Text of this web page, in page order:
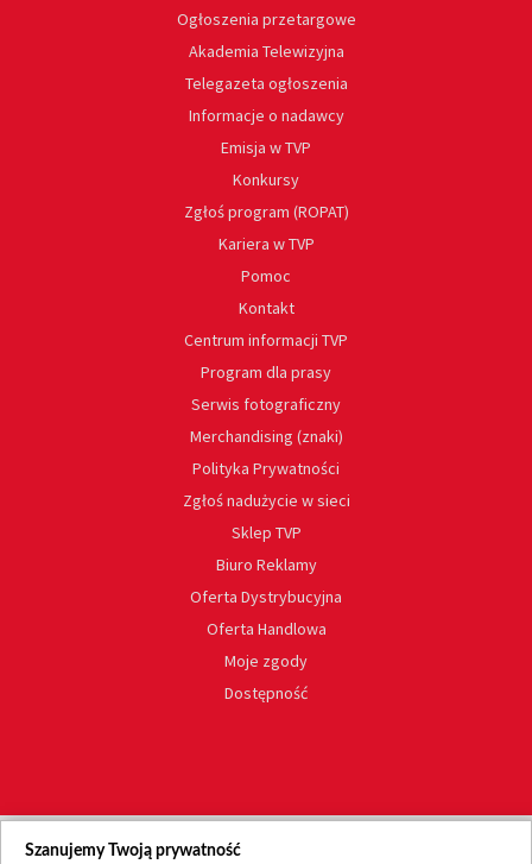
Ogłoszenia przetargowe
Akademia Telewizyjna
Telegazeta ogłoszenia
Informacje o nadawcy
Emisja w TVP
Konkursy
Zgłoś program (ROPAT)
Kariera w TVP
Pomoc
Kontakt
Centrum informacji TVP
Program dla prasy
Serwis fotograficzny
Merchandising (znaki)
Polityka Prywatności
Zgłoś nadużycie w sieci
Sklep TVP
Biuro Reklamy
Oferta Dystrybucyjna
Oferta Handlowa
Moje zgody
Dostępność
Szanujemy Twoją prywatność